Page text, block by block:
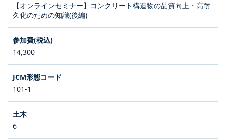
【オンラインセミナー】コンクリート構造物の品質向上・高耐
久化のための知識(後編)
14,300
101-1
6